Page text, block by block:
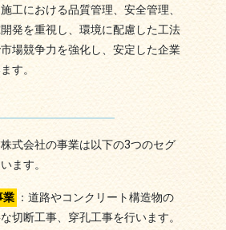
工における品質管理、安全管理、
発を重視し、環境に配慮した工法
場競争力を強化し、安定した企業
す。
式会社の事業は以下の3つのセグ
ます。
業 ：道路やコンクリート構造物の
切断工事、穿孔工事を行います。